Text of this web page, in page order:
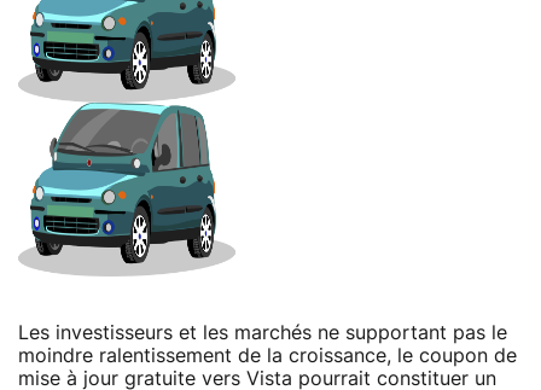
Les investisseurs et les marchés ne supportant pas le
moindre ralentissement de la croissance, le coupon de
mise à jour gratuite vers Vista pourrait constituer un